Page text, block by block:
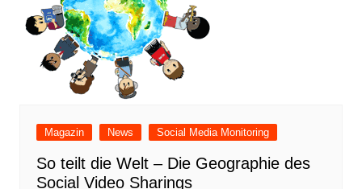
Magazin News Social Media Monitoring
So teilt die Welt – Die Geographie des
Social Video Sharings